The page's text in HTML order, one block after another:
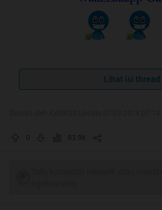
Kabar baik nih buat lo yang
Lihat isi thread
0 83.9K